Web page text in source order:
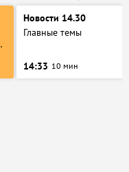
Новости 14.30
Главные темы
14:33 10 мин